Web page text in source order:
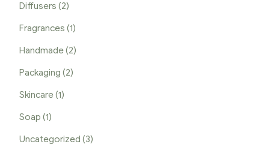
Diffusers (2)
Fragrances (1)
Handmade(2)
Packaging (2)
Skincare(1)
Soap (1)
Uncategorized (3)